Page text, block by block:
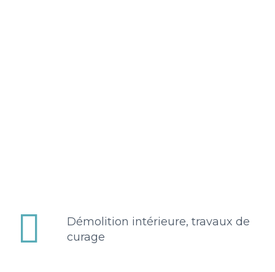


Démolition intérieure, travaux de
curage